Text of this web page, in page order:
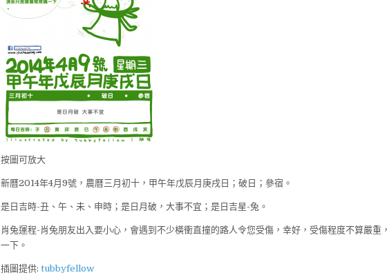
按圖可放大
新曆2014年4月9號，農曆三月初十，甲午年戊辰月庚戌日；破日；參宿。
是日吉時-丑、午、未、申時；是日月破，大事不宜；是日吉星-兔。
肖兔運程-肖兔朋友出入要小心，會遇到不少橫衝直撞的路人令您受傷，幸好，受傷程度不算嚴重
一下。
插圖提供:tubbyfellow